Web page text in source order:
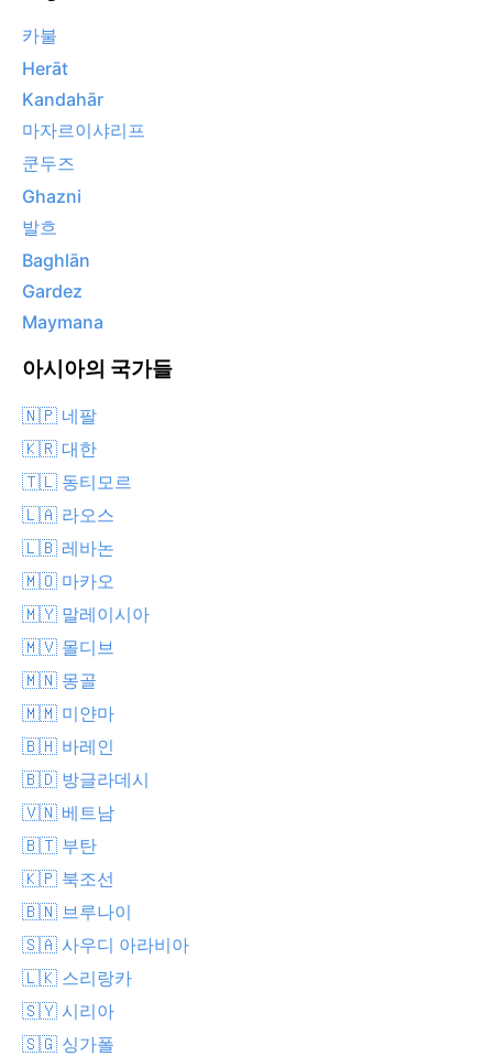
카불
Herāt
Kandahār
마자르이샤리프
쿤두즈
Ghazni
발흐
Baghlān
Gardez
Maymana
아시아의 국가들
🇳🇵 네팔
🇰🇷 대한
🇹🇱 동티모르
🇱🇦 라오스
🇱🇧 레바논
🇲🇴 마카오
🇲🇾 말레이시아
🇲🇻 몰디브
🇲🇳 몽골
🇲🇲 미얀마
🇧🇭 바레인
🇧🇩 방글라데시
🇻🇳 베트남
🇧🇹 부탄
🇰🇵 북조선
🇧🇳 브루나이
🇸🇦 사우디 아라비아
🇱🇰 스리랑카
🇸🇾 시리아
🇸🇬 싱가폴